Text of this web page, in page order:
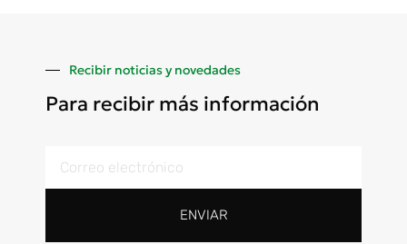
Recibir noticias y novedades
Para recibir más información
ENVIAR